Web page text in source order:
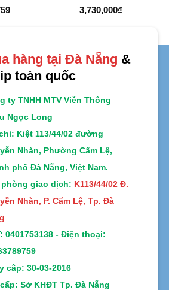
Được xếp
3,730,000₫
hàng tại Đà Nẵng &
toàn quốc
ty TNHH MTV Viễn Thông
Ngọc Long
: Kiệt 113/44/02 đường
Nhàn, Phường Cẩm Lệ,
phố Đà Nẵng, Việt Nam.
phòng giao dịch: K113/44/02 Đ.
Nhàn, P. Cẩm Lệ, Tp. Đà
0401753138 - Điện thoại:
câp: 30-03-2016
Sở KHĐT Tp. Đà Nẵng